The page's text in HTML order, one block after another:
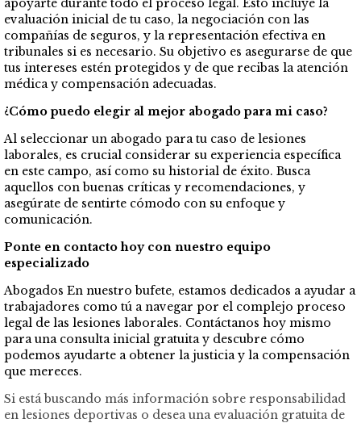
apoyarte durante todo el proceso legal. Esto incluye la
evaluación inicial de tu caso, la negociación con las
compañías de seguros, y la representación efectiva en
tribunales si es necesario. Su objetivo es asegurarse de que
tus intereses estén protegidos y de que recibas la atención
médica y compensación adecuadas.
¿Cómo puedo elegir al mejor abogado para mi caso?
Al seleccionar un abogado para tu caso de lesiones
laborales, es crucial considerar su experiencia específica
en este campo, así como su historial de éxito. Busca
aquellos con buenas críticas y recomendaciones, y
asegúrate de sentirte cómodo con su enfoque y
comunicación.
Ponte en contacto hoy con nuestro equipo
especializado
Abogados En nuestro bufete, estamos dedicados a ayudar a
trabajadores como tú a navegar por el complejo proceso
legal de las lesiones laborales. Contáctanos hoy mismo
para una consulta inicial gratuita y descubre cómo
podemos ayudarte a obtener la justicia y la compensación
que mereces.
Si está buscando más información sobre responsabilidad
en lesiones deportivas o desea una evaluación gratuita de